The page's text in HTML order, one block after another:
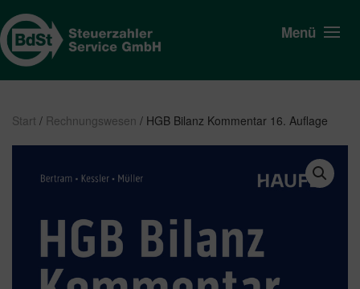
Menü
Start / Rechnungswesen / HGB Bilanz Kommentar 16. Auflage